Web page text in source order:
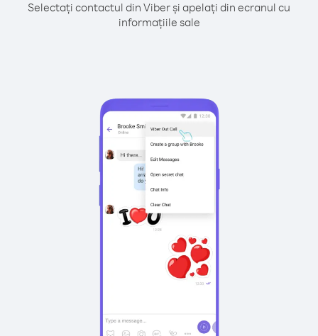
Selectați contactul din Viber și apelați din ecranul cu
informațiile sale